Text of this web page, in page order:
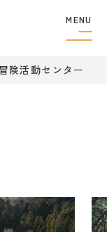
MENU
冒険活動センター
ムコミッショ
巡り